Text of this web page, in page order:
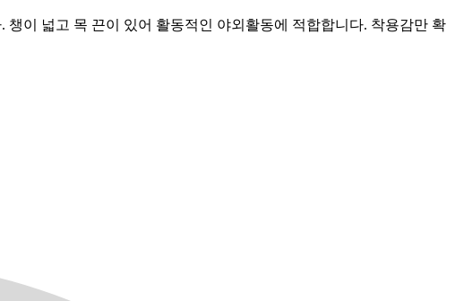
이 넓고 목 끈이 있어 활동적인 야외활동에 적합합니다. 착용감만 확